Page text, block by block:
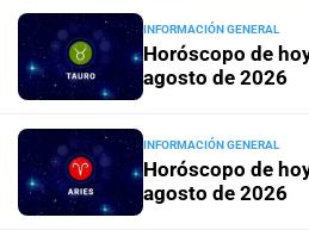
Campolitoral Revista Nosotros
Podcasts Mirador Provincial
INFORMACIÓN GENERAL
Horóscopo de
agosto de 2026
INFORMACIÓN GENERAL
Horóscopo de
agosto de 2026